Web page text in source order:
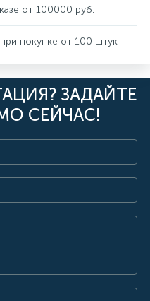
от 100000 руб.
покупке от 100 штук
ЗАДАЙТЕ
СЕЙЧАС!